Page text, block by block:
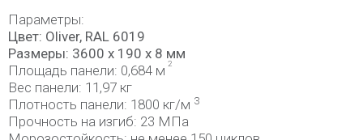
Параметры:
Цвет: Oliver, RAL 6019
Размеры: 3600 x 190 x 8 мм
Площадь панели: 0,684 м 2
Вес панели: 11,97 кг
Плотность панели: 1800 кг/м 3
Прочность на изгиб: 23 МПа